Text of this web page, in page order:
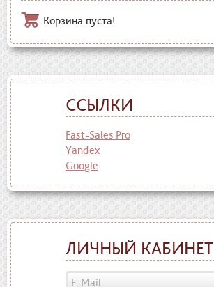
Корзина пуста!
ССЫЛКИ
Fast-Sales Pro
Yandex
Google
ЛИЧНЫЙ КАБИНЕТ